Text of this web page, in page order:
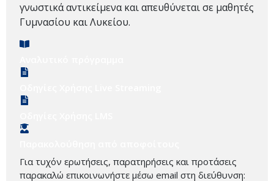
γνωστικά αντικείμενα και απευθύνεται σε μαθητές
Γυμνασίου και Λυκείου.
Για τυχόν ερωτήσεις, παρατηρήσεις και προτάσεις
παρακαλώ επικοινωνήστε μέσω email στη διεύθυνση: